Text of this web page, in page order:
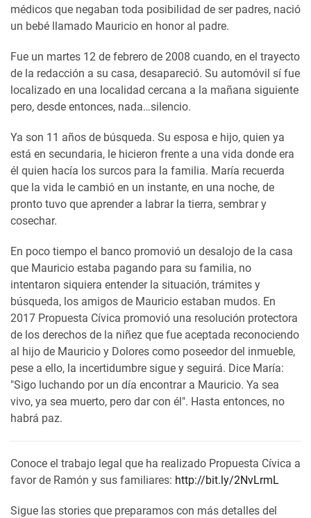
médicos que negaban toda posibilidad de ser padres, nació
un bebé llamado Mauricio en honor al padre.
Fue un martes 12 de febrero de 2008 cuando, en el trayecto
de la redacción a su casa, desapareció. Su automóvil sí fue
localizado en una localidad cercana a la mañana siguiente
pero, desde entonces, nada…silencio.
Ya son 11 años de búsqueda. Su esposa e hijo, quien ya
está en secundaria, le hicieron frente a una vida donde era
él quien hacía los surcos para la familia. María recuerda
que la vida le cambió en un instante, en una noche, de
pronto tuvo que aprender a labrar la tierra, sembrar y
cosechar.
En poco tiempo el banco promovió un desalojo de la casa
que Mauricio estaba pagando para su familia, no
intentaron siquiera entender la situación, trámites y
búsqueda, los amigos de Mauricio estaban mudos. En
2017 Propuesta Cívica promovió una resolución protectora
de los derechos de la niñez que fue aceptada reconociendo
al hijo de Mauricio y Dolores como poseedor del inmueble,
pese a ello, la incertidumbre sigue y seguirá. Dice María:
"Sigo luchando por un día encontrar a Mauricio. Ya sea
vivo, ya sea muerto, pero dar con él". Hasta entonces, no
habrá paz.
Conoce el trabajo legal que ha realizado Propuesta Cívica a
favor de Ramón y sus familiares: http://bit.ly/2NvLrmL
Sigue las stories que preparamos con más detalles del